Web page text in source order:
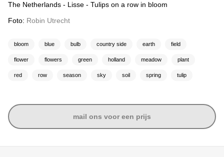
The Netherlands - Lisse - Tulips on a row in bloom
Foto: Robin Utrecht
bloom blue bulb country side earth field
flower flowers green holland meadow plant
red row season sky soil spring tulip
mail ons voor een prijs